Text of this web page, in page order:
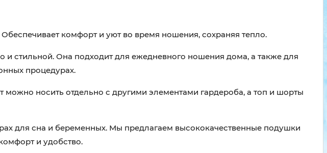
комфорт и уют во время ношения, сохраняя тепло.
стильной. Она подходит для ежедневного ношения дома, а также для
процедурах.
носить отдельно с другими элементами гардероба, а топ и шорты
для сна и беременных. Мы предлагаем высококачественные подушки
и удобство.